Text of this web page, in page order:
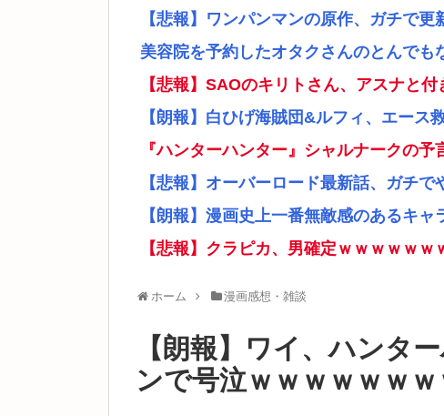
【悲報】ワンパンマンの原作、ガチで
美容院を予約したオタクさんのとんで
【悲報】SAOのキリトさん、アスナと
【朗報】白ひげ海賊団&ルフィ、エース
『ハンターハンター』シャルナークの
【悲報】オーバーロード最新話、ガチ
【朗報】漫画史上一番無敵感のあるキ
【悲報】クラピカ、男確定ｗｗｗｗｗｗ
ホーム 漫画感想・雑談
【朗報】ワイ、ハンタ
ンで号泣ｗｗｗｗｗｗ